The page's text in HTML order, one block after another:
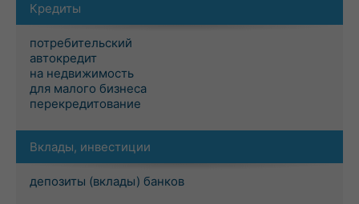
Кредиты
потребительский
автокредит
на недвижимость
для малого бизнеса
перекредитование
Вклады, инвестиции
депозиты (вклады) банков